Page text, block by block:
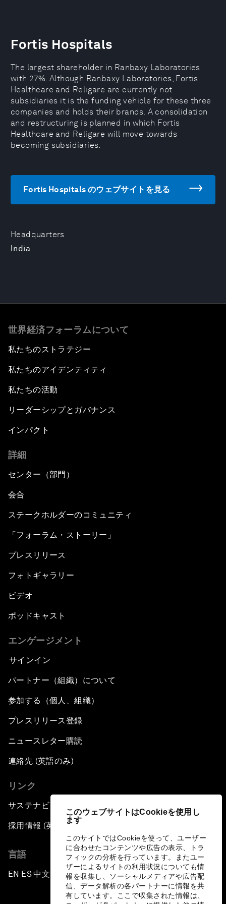
このウェブサイトはCookieを使用し
ます
このサイトではCookieを使って、ユーザー
に合わせたコンテンツや広告の表示、トラ
フィックの分析を行っています。またユー
ザーによるサイトの利用状況についても情
報を収集し、ソーシャルメディアや広告配
信、データ解析の各パートナーに情報を共
有しています。ここで収集された情報は、
Headquarters
India
Fortis Hospitals
The largest shareholder in Ranbaxy Laboratories
with 27%. Although Ranbaxy Laboratories, Fortis
Healthcare and Religare are currently not
subsidiaries it is the funding vehicle for these three
companies and holds their brands. A consolidation
and restructuring is planned in which Fortis
Healthcare and Religare will move towards
becoming subsidiaries.
Fortis Hospitals のウェブサイトを見る
世界経済フォーラムについて
私たちのストラテジー
私たちのアイデンティティ
私たちの活動
リーダーシップとガバナンス
インパクト
詳細
センター（部門）
会合
ステークホルダーのコミュニティ
「フォーラム・ストーリー」
プレスリリース
フォトギャラリー
ビデオ
ポッドキャスト
エンゲージメント
サインイン
パートナー（組織）について
参加する（個人、組織）
プレスリリース登録
ニュースレター購読
連絡先 (英語のみ)
リンク
サステナビリティへの取り組み
採用情報 (英語のみ)
言語
EN ▪ES▪中文▪ 日本語